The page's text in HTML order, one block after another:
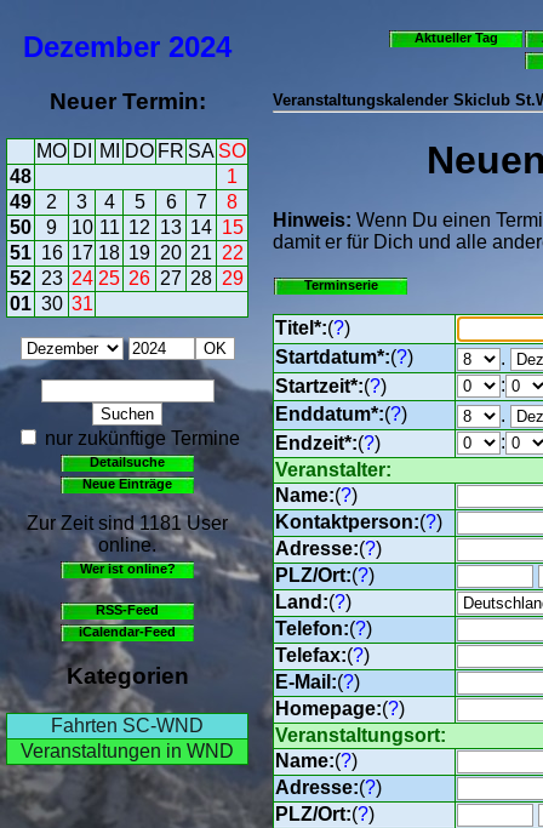
Dezember 2024
Neuer Termin:
MO DI MI DO FR SA SO
48
1
49
2 3 4 5 6 7
8
50
9 10 11 12 13 14 15
51 16 17 18 19 20 21 22
52 23 24 25 26 27 28 29
01 30 31
nur zukünftige Termine
Detailsuche
Neue Einträge
Zur Zeit sind 1181 User
online.
Wer ist online?
RSS-Feed
iCalendar-Feed
Kategorien
Fahrten SC-WND
Veranstaltungen in WND
Aktueller Tag
Veranstaltungskalender Skiclub
Hinweis: Wenn Du einen
damit er für Dich und alle
Terminserie
Titel*:(?)
Startdatum*:(?)
.
Startzeit*:(?)
:
Enddatum*:(?)
.
Endzeit*:(?)
:
Veranstalter:
Name:(?)
Kontaktperson:(?)
Adresse:(?)
PLZ/Ort:(?)
Land:(?)
Telefon:(?)
Telefax:(?)
E-Mail:(?)
Homepage:(?)
Veranstaltungsort:
Name:(?)
Adresse:(?)
PLZ/Ort:(?)